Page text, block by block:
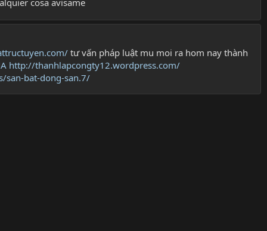
cosa avisame
tư vấn pháp luật mu moi ra hom nay thành
http://thanhlapcongty12.wordpress.com/
san-bat-dong-san.7/